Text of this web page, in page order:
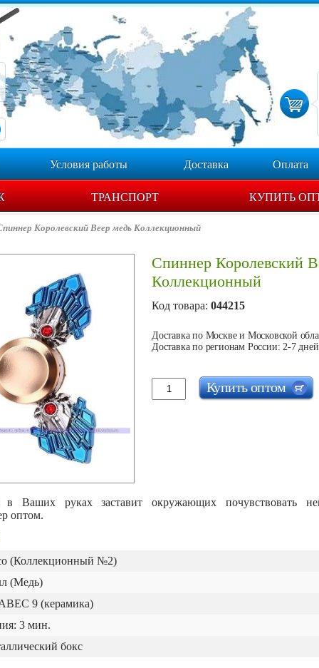
Условия работы Доставка Оплата
ТРАНСПОРТ КУПИТЬ
Королевский Веер медь Коллекционный
Спиннер Королевский
Коллекционный
Код товара: 044215
Доставка по Москве и Московской
Доставка по регионам России: 2-7
Купить оптом
в Ваших руках заставит окружающих почувствовать
оптом.
(Коллекционный №2)
(Медь)
9 (керамика)
3 мин.
бокс